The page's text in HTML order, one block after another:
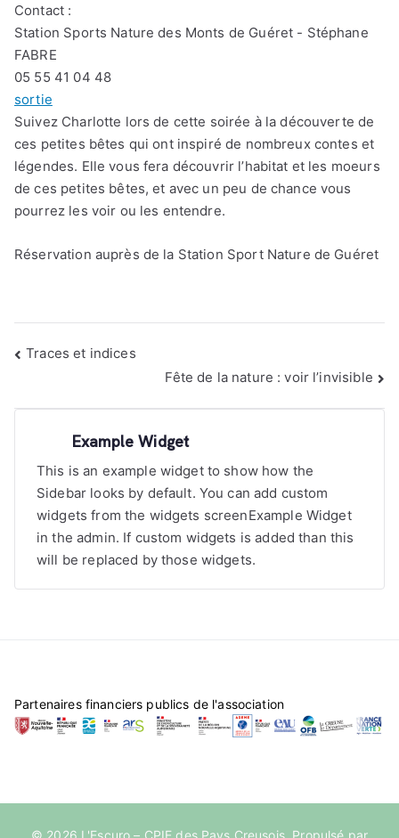
Contact :
Station Sports Nature des Monts de Guéret - Stéphane
FABRE
05 55 41 04 48
sortie
Suivez Charlotte lors de cette soirée à la découverte de
ces petites bêtes qui ont inspiré de nombreux contes et
légendes. Elle vous fera découvrir l’habitat et les moeurs
de ces petites bêtes, et avec un peu de chance vous
pourrez les voir ou les entendre.
Réservation auprès de la Station Sport Nature de Guéret
Navigation
Traces et indices
Fête de la nature : voir l’invisible
Example Widget
This is an example widget to show how the
Sidebar looks by default. You can add custom
widgets from the widgets screenExample Widget
in the admin. If custom widgets is added than this
will be replaced by those widgets.
Partenaires financiers publics de l'association